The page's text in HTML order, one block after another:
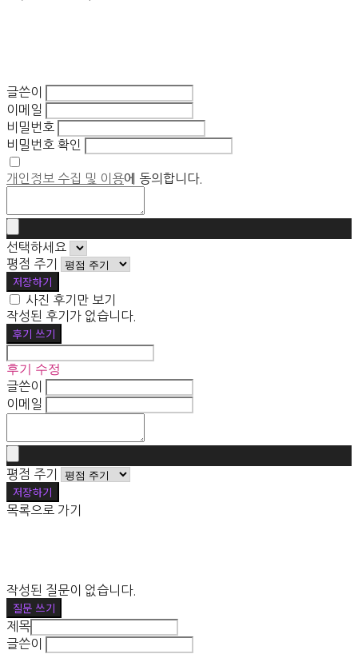
글쓴이
이메일
비밀번호
비밀번호 확인
개인정보 수집 및 이용에 동의합니다.
선택하세요
평점 주기
저장하기
사진 후기만 보기
작성된 후기가 없습니다.
후기 쓰기
후기 수정
글쓴이
이메일
평점 주기
저장하기
목록으로 가기
작성된 질문이 없습니다.
질문 쓰기
제목
글쓴이